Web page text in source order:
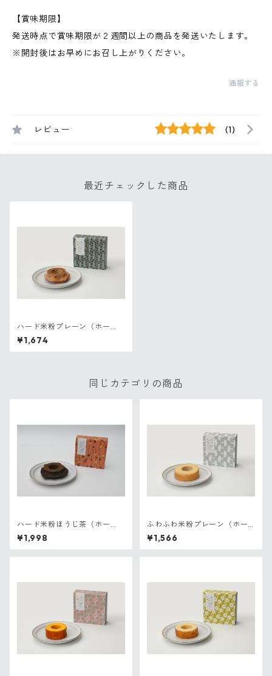
【賞味期限】
発送時点で賞味期限が２週間以上の商品を発送いたします。
※開封後はお早めにお召し上がりください。
通報する
レビュー (1)
最近チェックした商品
ハード米粉プレーン（ホー
ル）
¥1,674
同じカテゴリの商品
ハード米粉ほうじ茶（ホー
ル）
¥1,998
ふわふわ米粉プレーン（ホー
ル）
¥1,566